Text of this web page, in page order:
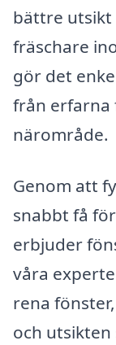
bättre utsikt
fräschare
gör det
från erfarna
närområde.
Genom att
snabbt få
erbjuder
våra
rena
och